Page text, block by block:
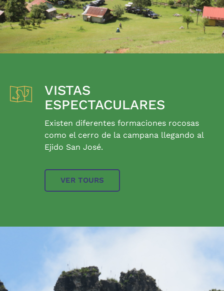
VISTAS
ESPECTACULARES
Existen diferentes formaciones rocosas
como el cerro de la campana llegando al
Ejido San José.
VER TOURS